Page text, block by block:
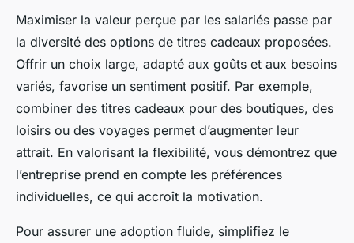
Maximiser la valeur perçue par les salariés passe par
la diversité des options de titres cadeaux proposées.
Offrir un choix large, adapté aux goûts et aux besoins
variés, favorise un sentiment positif. Par exemple,
combiner des titres cadeaux pour des boutiques, des
loisirs ou des voyages permet d’augmenter leur
attrait. En valorisant la flexibilité, vous démontrez que
l’entreprise prend en compte les préférences
individuelles, ce qui accroît la motivation.
Pour assurer une adoption fluide, simplifiez le